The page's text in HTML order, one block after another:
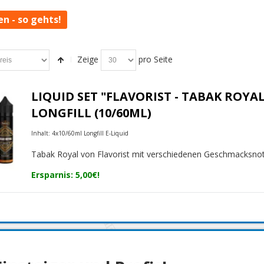
- so gehts!
Zeige pro Seite
LIQUID SET "FLAVORIST - TABAK
LONGFILL (10/60ML)
Inhalt: 4x10/60ml Longfill E-Liquid
Tabak Royal von Flavorist mit verschiedenen
Ersparnis: 5,00€!